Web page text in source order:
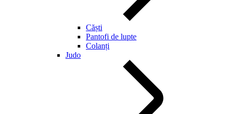
Căști
Pantofi de lupte
Colanți
Judo